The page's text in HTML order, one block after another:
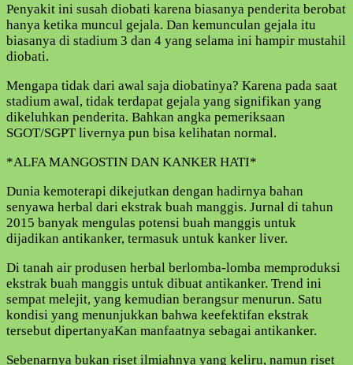
Penyakit ini susah diobati karena biasanya penderita berobat
hanya ketika muncul gejala. Dan kemunculan gejala itu
biasanya di stadium 3 dan 4 yang selama ini hampir mustahil
diobati.
Mengapa tidak dari awal saja diobatinya? Karena pada saat
stadium awal, tidak terdapat gejala yang signifikan yang
dikeluhkan penderita. Bahkan angka pemeriksaan
SGOT/SGPT livernya pun bisa kelihatan normal.
*ALFA MANGOSTIN DAN KANKER HATI*
Dunia kemoterapi dikejutkan dengan hadirnya bahan
senyawa herbal dari ekstrak buah manggis. Jurnal di tahun
2015 banyak mengulas potensi buah manggis untuk
dijadikan antikanker, termasuk untuk kanker liver.
Di tanah air produsen herbal berlomba-lomba memproduksi
ekstrak buah manggis untuk dibuat antikanker. Trend ini
sempat melejit, yang kemudian berangsur menurun. Satu
kondisi yang menunjukkan bahwa keefektifan ekstrak
tersebut dipertanyaKan manfaatnya sebagai antikanker.
Sebenarnya bukan riset ilmiahnya yang keliru, namun riset